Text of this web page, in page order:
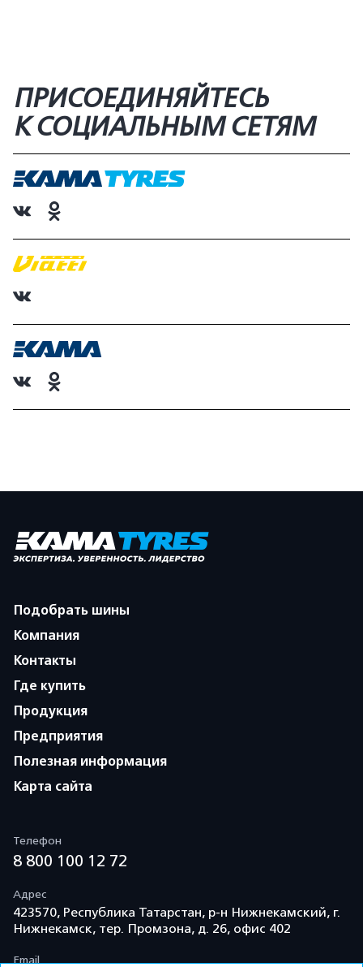
ПРИСОЕДИНЯЙТЕСЬ
К СОЦИАЛЬНЫМ СЕТЯМ
Подобрать шины
Компания
Контакты
Где купить
Продукция
Предприятия
Полезная информация
Карта сайта
Телефон
8 800 100 12 72
Адрес
423570, Республика Татарстан, р-н Нижнекамский, г.
Нижнекамск, тер. Промзона, д. 26, офис 402
Email